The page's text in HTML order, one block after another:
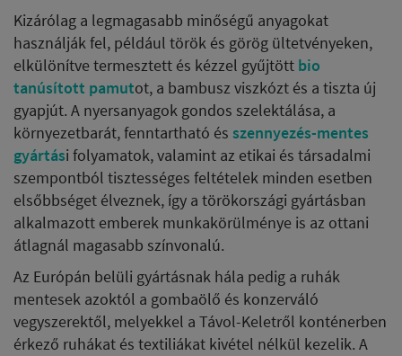
Kizárólag a legmagasabb minőségű anyagokat
használják fel, például török és görög ültetvényeken,
elkülönítve termesztett és kézzel gyűjtött bio
tanúsított pamutot, a bambusz viszkózt és a tiszta új
gyapjút. A nyersanyagok gondos szelektálása, a
környezetbarát, fenntartható és szennyezés-mentes
gyártási folyamatok, valamint az etikai és társadalmi
szempontból tisztességes feltételek minden esetben
elsőbbséget élveznek, így a törökországi gyártásban
alkalmazott emberek munkakörülménye is az ottani
átlagnál magasabb színvonalú.
Az Európán belüli gyártásnak hála pedig a ruhák
mentesek azoktól a gombaölő és konzerváló
vegyszerektől, melyekkel a Távol-Keletről konténerben
érkező ruhákat és textiliákat kivétel nélkül kezelik. A